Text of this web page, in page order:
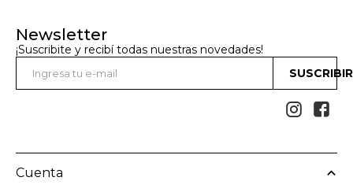
Newsletter
¡Suscribite y recibí todas nuestras novedades!
 
Cuenta